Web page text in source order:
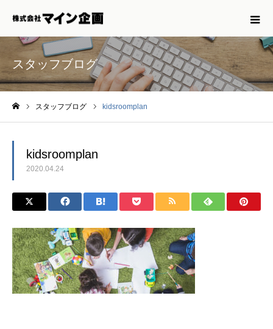
スタッフブログ
スタッフブログ kidsroomplan
kidsroomplan
2020.04.24